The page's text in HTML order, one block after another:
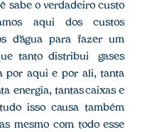
sabe o verdadeiro custo
aqui dos custos
d’água para fazer um
tanto distribui gases
por aqui e por ali, tanta
energia, tantas caixas e
isso causa também
mesmo com todo esse